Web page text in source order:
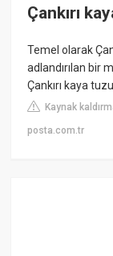
Çankırı
Temel olarak
adlandırılan bir
Çankırı kaya
Kaynak
posta.com.tr